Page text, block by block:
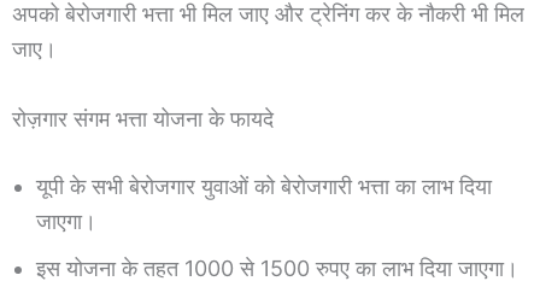
अपको बेरोजगारी भत्ता भी मिल जाए और ट्रेनिंग कर के नौकरी भी मिल
जाए।
रोज़गार संगम भत्ता योजना के फायदे
यूपी के सभी बेरोजगार युवाओं को बेरोजगारी भत्ता का लाभ दिया
जाएगा।
इस योजना के तहत 1000 से 1500 रुपए का लाभ दिया जाएगा।